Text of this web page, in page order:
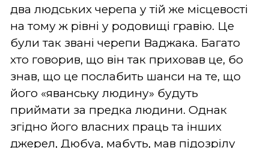
два людських черепа у тій же місцевості
на тому ж рівні у родовищі гравію. Це
були так звані черепи Ваджака. Багато
хто говорив, що він так приховав це, бо
знав, що це послабить шанси на те, що
його «яванську людину» будуть
приймати за предка людини. Однак
згідно його власних праць та інших
джерел, Дюбуа, мабуть, мав підозрілу